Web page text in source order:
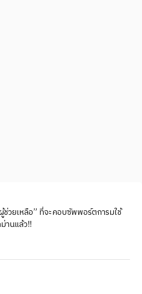
ช่วยเหลือ” ที่จะคอบซัพพอร์ตการมใช้
านแล้ว!!